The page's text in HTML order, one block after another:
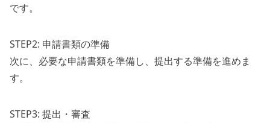
です。
STEP2: 申請書類の準備
次に、必要な申請書類を準備し、提出する準備を進めま
す。
STEP3: 提出・審査